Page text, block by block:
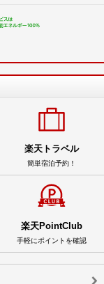
楽天トラベル
簡単宿泊予約！
楽天PointClub
手軽にポイントを確認